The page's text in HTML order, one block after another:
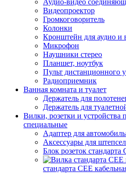
Аудио-видео
Видеопроектор
Громкоговоритель
Колонки
Кронштейн для аудио и
Микрофон
Наушники стерео
Планшет, ноутбук
Пульт дистанционного
Радиоприемник
Ванная комната и туалет
Держатель для
Держатель для
Вилки, розетки и
специальные
Адаптер для
Аксессуары для
Блок розеток стандарта
стандарта CEE